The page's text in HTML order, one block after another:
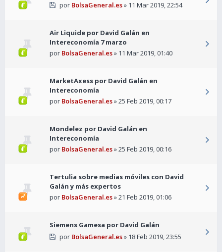
por BolsaGeneral.es» 11 Mar 2019, 22:54
Air Liquide por David Galán en
Intereconomía 7 marzo
por BolsaGeneral.es» 11 Mar 2019, 01:40
MarketAxess por David Galán en
Intereconomía
por BolsaGeneral.es» 25 Feb 2019, 00:17
Mondelez por David Galán en
Intereconomía
por BolsaGeneral.es» 25 Feb 2019, 00:16
Tertulia sobre medias móviles con David
Galán y más expertos
por BolsaGeneral.es» 21 Feb 2019, 01:06
Siemens Gamesa por David Galán
por BolsaGeneral.es» 18 Feb 2019, 23:55